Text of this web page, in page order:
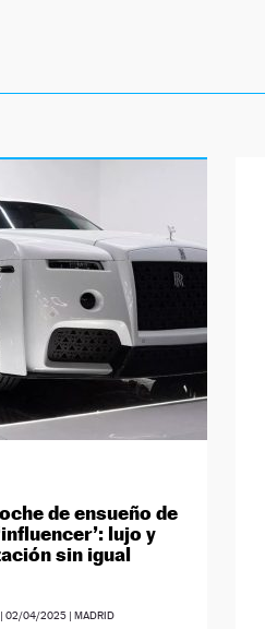
de ensueño de
lujo y
sin igual
|02/04/2025 | MADRID